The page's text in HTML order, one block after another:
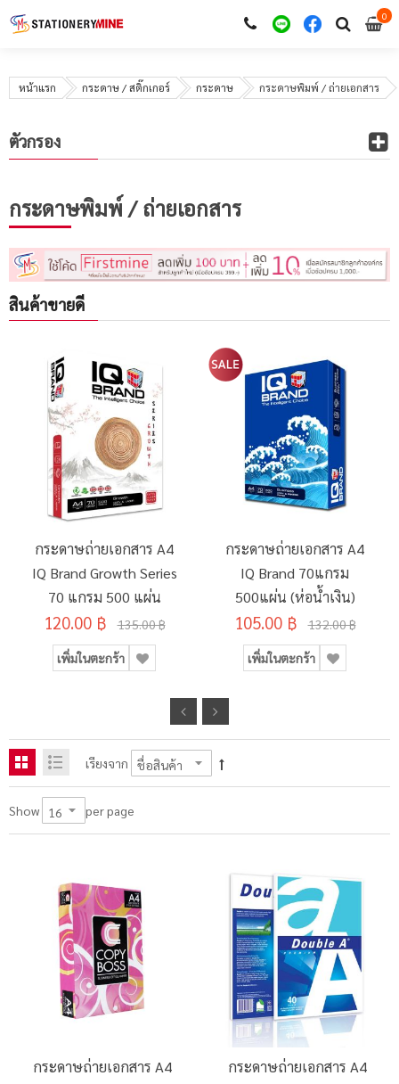
00
หน้าแรก กระดาษ / สติ๊กเกอร์ กระดาษ กระดาษพิมพ์ / ถ่ายเอกสาร
กระดาษพิมพ์ / ถ่ายเอกสาร
สินค้าขายดี
กระดาษถ่ายเอกสาร A4
IQ Brand Growth Series
70 แกรม 500 แผ่น
120.00 ฿ 135.00 ฿
เพิ่มในตะกร้า
กระดาษถ่ายเอกสาร A4
IQ Brand 70แกรม
500แผ่น (ห่อน้ำเงิน)
105.00 ฿ 132.00 ฿
เพิ่มในตะกร้า
เรียงจาก
Show per page
กระดาษถ่ายเอกสาร A4
กระดาษถ่ายเอกสาร A4
ตัวกรอง